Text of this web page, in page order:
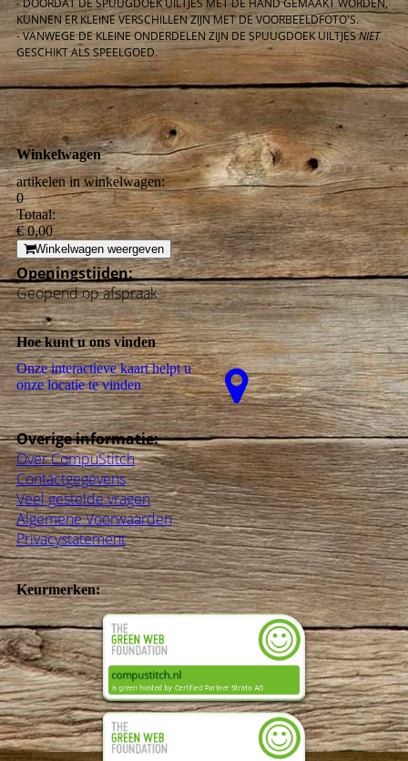
- DOORDAT DE SPUUGDOEK UILTJES MET DE HAND GEMAAKT WORDEN,
KUNNEN ER KLEINE VERSCHILLEN ZIJN MET DE VOORBEELDFOTO'S.
- VANWEGE DE KLEINE ONDERDELEN ZIJN DE SPUUGDOEK UILTJESNIET
GESCHIKT ALS SPEELGOED.
Winkelwagen
artikelen in winkelwagen:
0
Totaal:
€ 0,00
Winkelwagen weergeven
Openingstijden:
Geopend op afspraak
Hoe kunt u ons vinden
Onze interactieve kaart helpt u
onze locatie te vinden
Overige informatie:
Over CompuStitch
Contactgegevens
Veel gestelde vragen
Algemene Voorwaarden
Privacystatement
Keurmerken: